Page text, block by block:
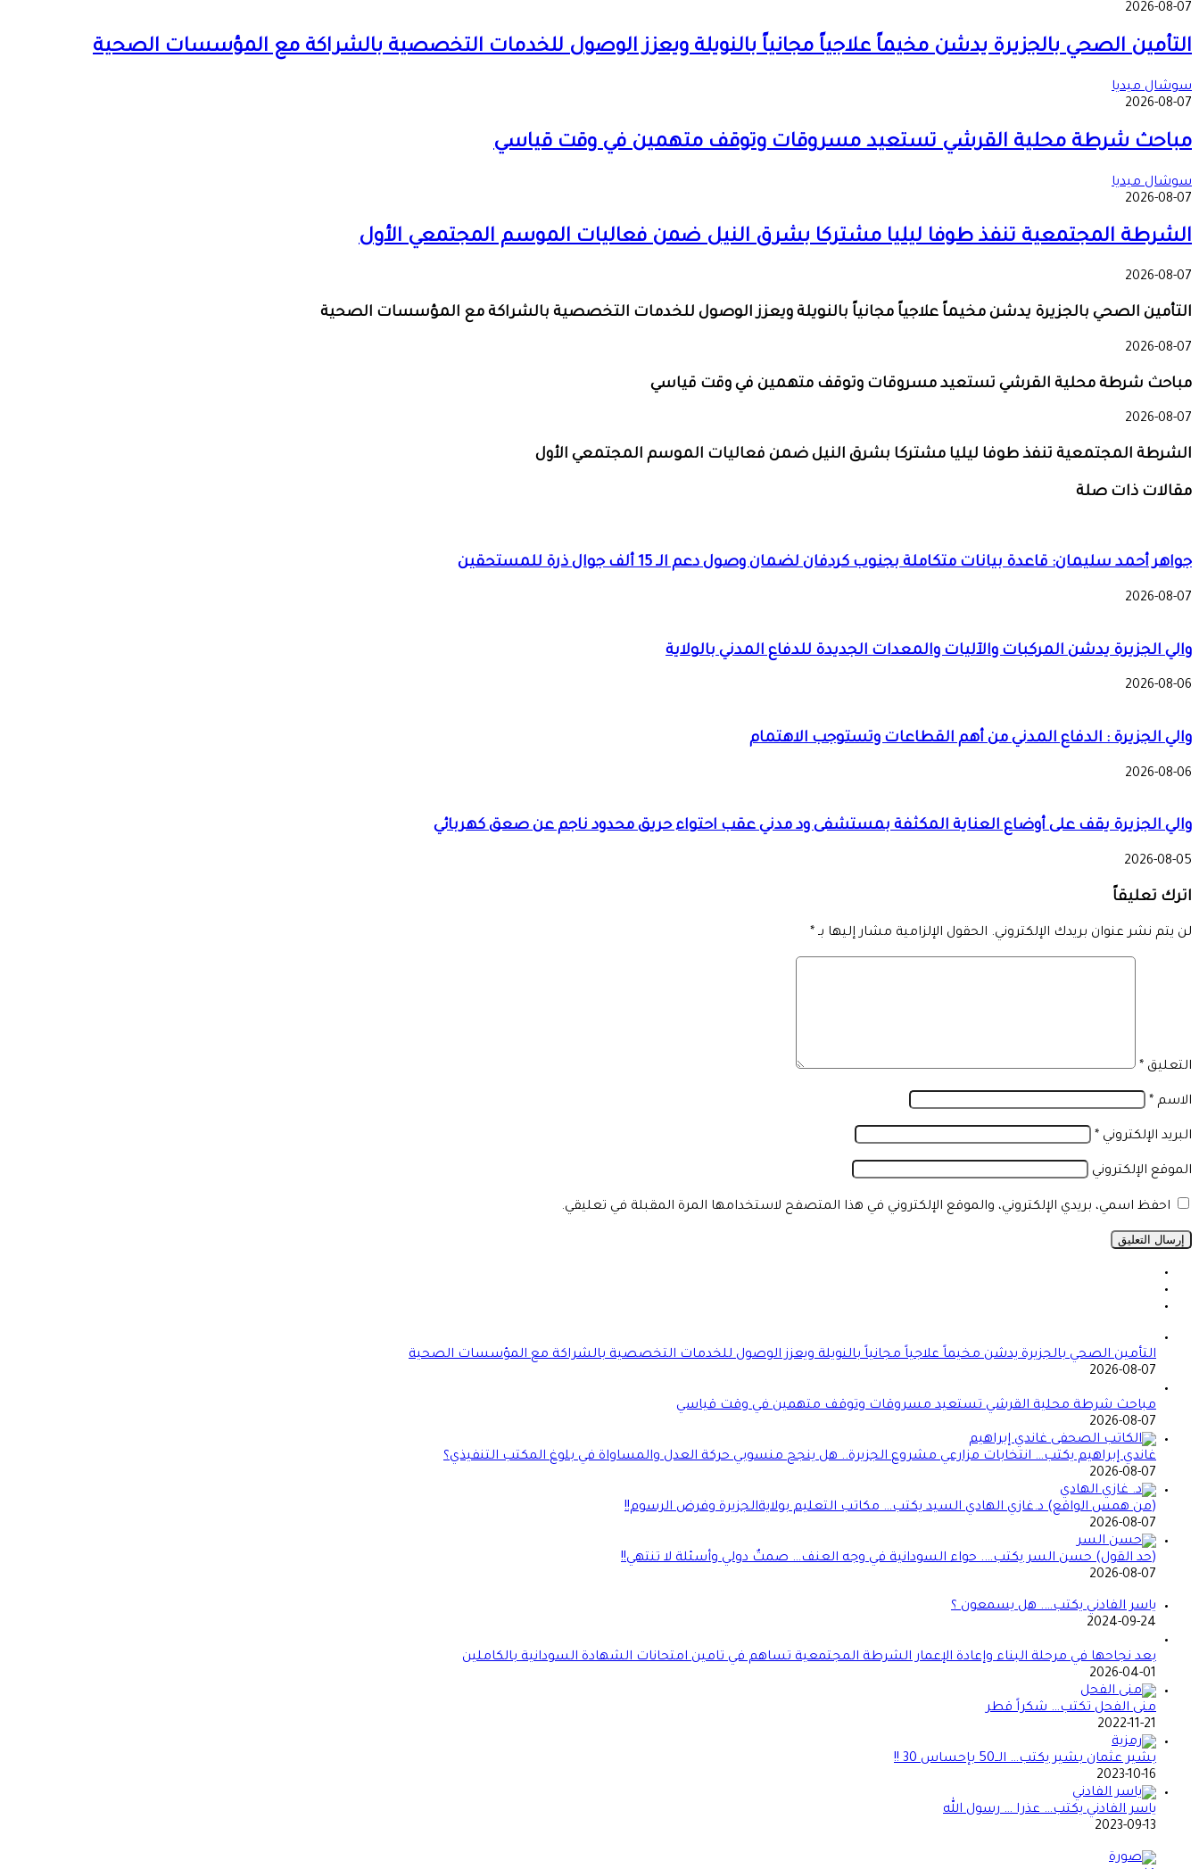
2026-08-07
التأمين الصحي بالجزيرة يدشن مخيماً علاجياً مجانياً بالنويلة ويعزز الوصول للخدمات التخصصية بالشراكة مع المؤسسات الصحية
سوشال ميديا
2026-08-07
مباحث شرطة محلية القرشي تستعيد مسروقات وتوقف متهمين في وقت قياسي
سوشال ميديا
2026-08-07
الشرطة المجتمعية تنفذ طوفا ليليا مشتركا بشرق النيل ضمن فعاليات الموسم المجتمعي الأول
2026-08-07
التأمين الصحي بالجزيرة يدشن مخيماً علاجياً مجانياً بالنويلة ويعزز الوصول للخدمات التخصصية بالشراكة مع المؤسسات الصحية
2026-08-07
مباحث شرطة محلية القرشي تستعيد مسروقات وتوقف متهمين في وقت قياسي
2026-08-07
الشرطة المجتمعية تنفذ طوفا ليليا مشتركا بشرق النيل ضمن فعاليات الموسم المجتمعي الأول
مقالات ذات صلة
جواهر أحمد سليمان: قاعدة بيانات متكاملة بجنوب كردفان لضمان وصول دعم الـ 15 ألف جوال ذرة للمستحقين
2026-08-07
والي الجزيرة يدشن المركبات والآليات والمعدات الجديدة للدفاع المدني بالولاية
2026-08-06
والي الجزيرة : الدفاع المدني من أهم القطاعات وتستوجب الاهتمام
2026-08-06
والي الجزيرة يقف على أوضاع العناية المكثفة بمستشفى ود مدني عقب احتواء حريق محدود ناجم عن صعق كهربائي
2026-08-05
اترك تعليقاً
لن يتم نشر عنوان بريدك الإلكتروني. الحقول الإلزامية مشار إليها بـ *
التعليق *
الاسم *
البريد الإلكتروني *
الموقع الإلكتروني
احفظ اسمي، بريدي الإلكتروني، والموقع الإلكتروني في هذا المتصفح لاستخدامها المرة المقبلة في تعليقي.
التأمين الصحي بالجزيرة يدشن مخيماً علاجياً مجانياً بالنويلة ويعزز الوصول للخدمات التخصصية بالشراكة مع المؤسسات الصحية
2026-08-07
مباحث شرطة محلية القرشي تستعيد مسروقات وتوقف متهمين في وقت قياسي
2026-08-07
غاندي إبراهيم يكتب… انتخابات مزارعي مشروع الجزيرة.. هل ينجح منسوبي حركة العدل والمساواة في بلوغ المكتب التنفيذي؟
2026-08-07
(من همس الواقع) د.غازي الهادي السيد يكتب… مكاتب التعليم بولايةالجزيرة وفرض الرسوم!!
2026-08-07
(حد القول) حسن السر يكتب…. حواء السودانية في وجه العنف… صمتٌ دولي وأسئلة لا تنتهي!!
2026-08-07
ياسر الفادني يكتب…. هل يسمعون ؟
2024-09-24
بعد نجاحها في مرحلة البناء وإعادة الإعمار الشرطة المجتمعية تساهم في تامين امتحانات الشهادة السودانية بالكاملين
2026-04-01
منى الفحل تكتب… شكراً قطر
2022-11-21
بشير عثمان بشير يكتب… الــ50 بإحساس 30 !!
2023-10-16
ياسر الفادني يكتب… عذرا … رسول الله
2023-09-13